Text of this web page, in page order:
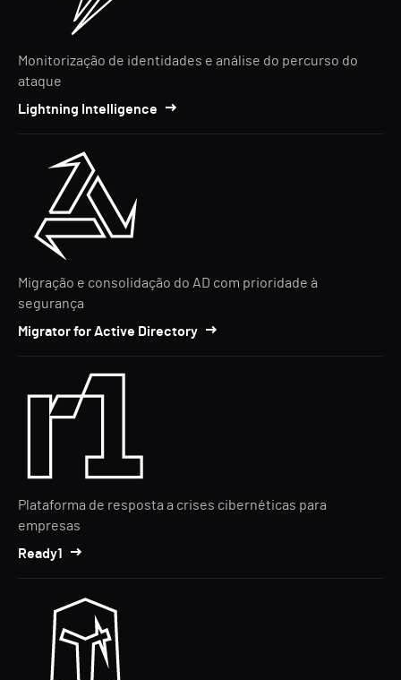
Monitorização de identidades e análise do percurso do
ataque
Lightning Intelligence
Migração e consolidação do AD com prioridade à
segurança
Migrator for Active Directory
Plataforma de resposta a crises cibernéticas para
empresas
Ready1